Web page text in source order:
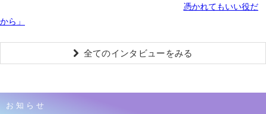
憑かれてもいい役だ
から」
全てのインタビューをみる
お知らせ